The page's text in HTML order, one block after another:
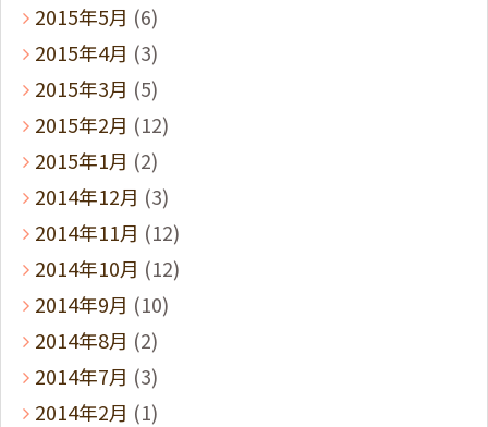
2015年5月 (6)
2015年4月 (3)
2015年3月 (5)
2015年2月 (12)
2015年1月 (2)
2014年12月 (3)
2014年11月 (12)
2014年10月 (12)
2014年9月 (10)
2014年8月 (2)
2014年7月 (3)
2014年2月 (1)